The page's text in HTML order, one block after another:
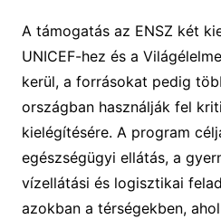
A támogatás az ENSZ két
UNICEF-hez és a
kerül, a forrásokat pedig
országban használják fel
kielégítésére. A program
egészségügyi ellátás, a
vízellátási és logisztikai
azokban a térségekben,